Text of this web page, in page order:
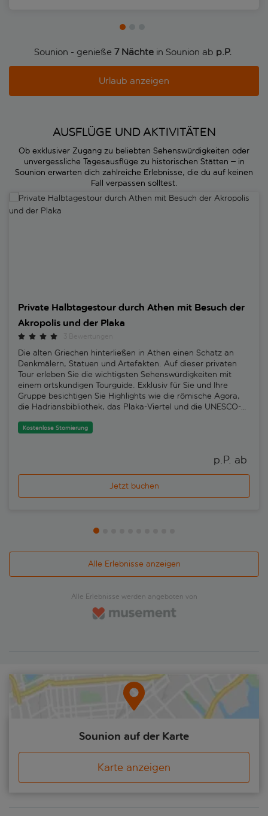
unvergesslichen Aufenthalt. Wir empfehlen dir einen längeren
Aufenthalt, du wirst es nicht bereuen!
Sounion - genieße 7 Nächte in Sounion ab p.P.
Urlaub anzeigen
AUSFLÜGE UND AKTIVITÄTEN
Ob exklusiver Zugang zu beliebten Sehenswürdigkeiten oder
unvergessliche Tagesausflüge zu historischen Stätten – in
Sounion erwarten dich zahlreiche Erlebnisse, die du auf keinen
Fall verpassen solltest.
Private Halbtagestour durch Athen mit Besuch der Akropolis und
Private Halbtagestour durch Athen mit Besuch der
Akropolis und der Plaka
Die alten Griechen hinterließen in Athen einen Schatz an
Denkmälern, Statuen und Artefakten. Auf dieser privaten
Tour erleben Sie die wichtigsten Sehenswürdigkeiten mit
einem ortskundigen Tourguide. Exklusiv für Sie und Ihre
Gruppe besichtigen Sie Highlights wie die römische Agora,
die Hadriansbibliothek, das Plaka-Viertel und die UNESCO-
Tourguides, sagt: "Akropolis bedeutet "hohe Stadt" und
die eine Akropolis haben, aber die Akropolis von Athen ist
sicherlich die berühmteste."Beginnen Sie mit einer geführten
Besichtigung der Akropolis - mit den "Skip-the-Line-Tickets"
erhalten Sie Eintritt ohne Anstehen. Auf dem Areopag -
atemberaubenden Blick über Athen. Lassen Sie die
Geschichte lebendig werden, während Sie antike
des Dionysos und die noch immer stehenden Säulen des
Asklepieion und des Parthenon bestaunen. Dann geht es
weiter in die beeindruckende Altstadt, die Plaka - das
perfekter Ort für Instagram-Schnappschüsse. Die
Fußgängerzone ist stets von Einheimischen und Besuchern
Straßenführung seit der Antike kaum verändert hat."
Kostenlose Stornierung
p.P. ab
Jetzt buchen
Alle Erlebnisse anzeigen
Alle Erlebnisse werden angeboten von
Sounion auf der Karte
Karte anzeigen